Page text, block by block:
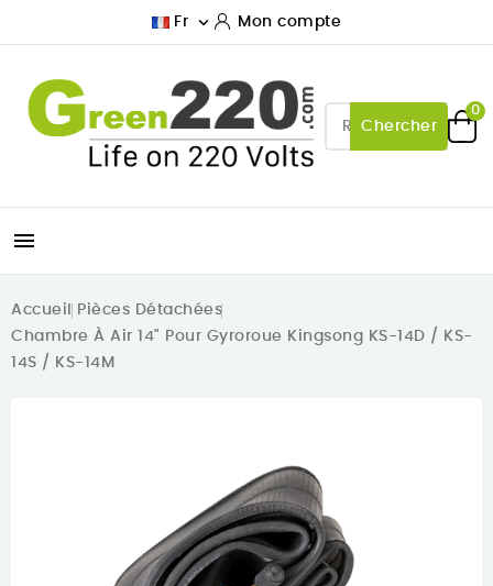
Fr  Mon compte
Chercher
0

Accueil
Pièces Détachées
Chambre À Air 14" Pour Gyroroue Kingsong KS-14D / KS-
14S / KS-14M